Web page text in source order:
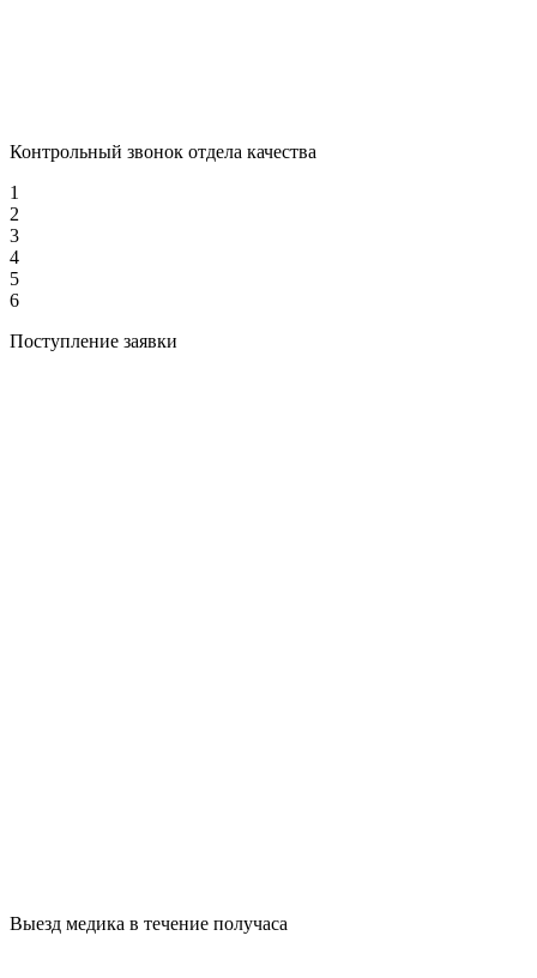
Контрольный звонок отдела качества
1
2
3
4
5
6
Поступление заявки
Выезд медика в течение получаса